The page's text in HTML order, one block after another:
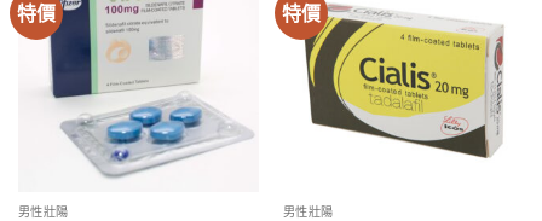
特價
男性壯陽
特價
男性壯陽